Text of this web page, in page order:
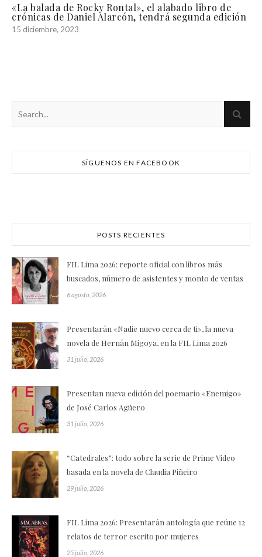
«La balada de Rocky Rontal», el alabado libro de
crónicas de Daniel Alarcón, tendrá segunda edición
15 diciembre, 2023
SÍGUENOS EN FACEBOOK
POSTS RECIENTES
FIL Lima 2026: reporte oficial con libros más
buscados, número de asistentes y monto de ventas
6 agosto, 2026
Presentarán «Nadie nuevo cerca de ti», la nueva
novela de Hernán Migoya, en la FIL Lima 2026
31 julio, 2026
Presentan nueva edición del poemario «Enemigo»
de José Carlos Agüero
31 julio, 2026
“Catedrales”: todo sobre la serie de Prime Video
basada en la novela de Claudia Piñeiro
29 julio, 2026
FIL Lima 2026: Presentarán antología que reúne 12
relatos de terror escrito por mujeres
25 julio, 2026